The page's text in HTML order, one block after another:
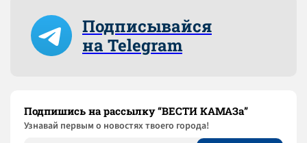
Подписывайся
на Telegram
Подпишись на рассылку “ВЕСТИ КАМАЗа”
Узнaвай первым о новостях твоего города!